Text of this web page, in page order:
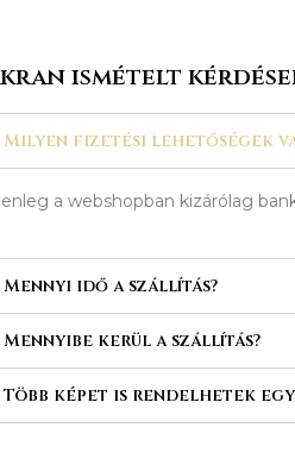
ismételt
Milyen fizetési lehetőségek
a webshopban kizárólag
Mennyi idő a szállítás?
Mennyibe kerül a szállítás?
Több képet is rendelhetek